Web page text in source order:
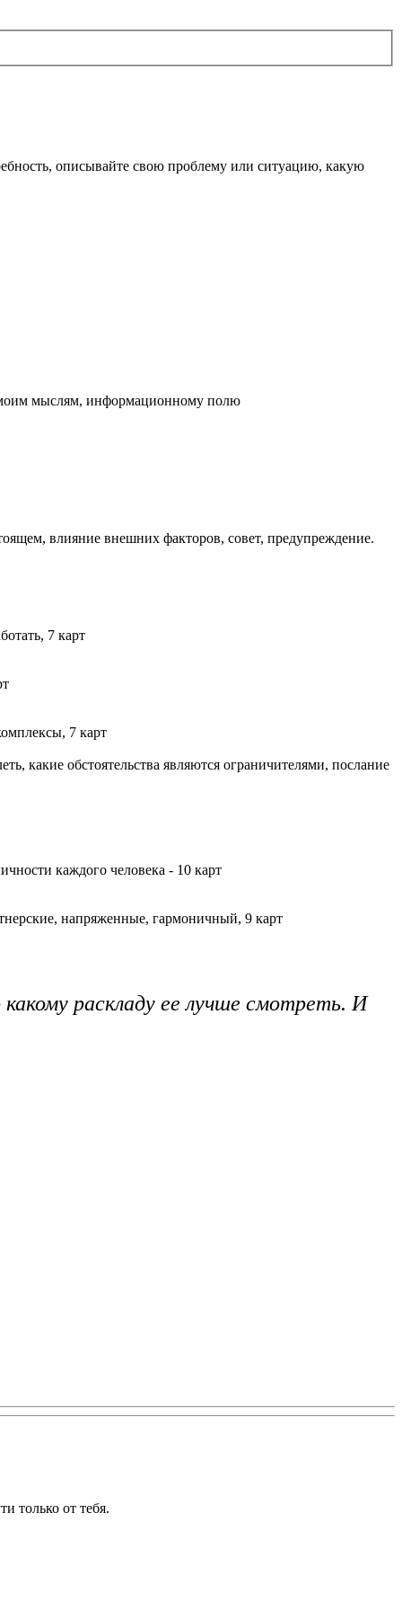
описывайте свою проблему или ситуацию, какую
моим мыслям, информационному полю
влияние внешних факторов, совет, предупреждение.
7 карт
7 карт
какие обстоятельства являются ограничителями, послание
каждого человека - 10 карт
напряженные, гармоничный, 9 карт
раскладу ее лучше смотреть. И
только от тебя.